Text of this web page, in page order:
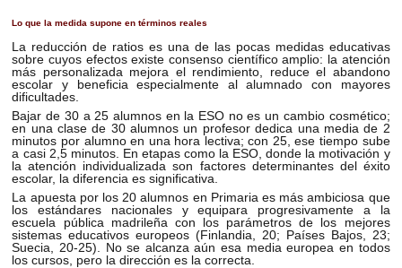
Lo que la medida supone en términos reales
La reducción de ratios es una de las pocas medidas educativas
sobre cuyos efectos existe consenso científico amplio: la atención
más personalizada mejora el rendimiento, reduce el abandono
escolar y beneficia especialmente al alumnado con mayores
dificultades.
Bajar de 30 a 25 alumnos en la ESO no es un cambio cosmético;
en una clase de 30 alumnos un profesor dedica una media de 2
minutos por alumno en una hora lectiva; con 25, ese tiempo sube
a casi 2,5 minutos. En etapas como la ESO, donde la motivación y
la atención individualizada son factores determinantes del éxito
escolar, la diferencia es significativa.
La apuesta por los 20 alumnos en Primaria es más ambiciosa que
los estándares nacionales y equipara progresivamente a la
escuela pública madrileña con los parámetros de los mejores
sistemas educativos europeos (Finlandia, 20; Países Bajos, 23;
Suecia, 20-25). No se alcanza aún esa media europea en todos
los cursos, pero la dirección es la correcta.